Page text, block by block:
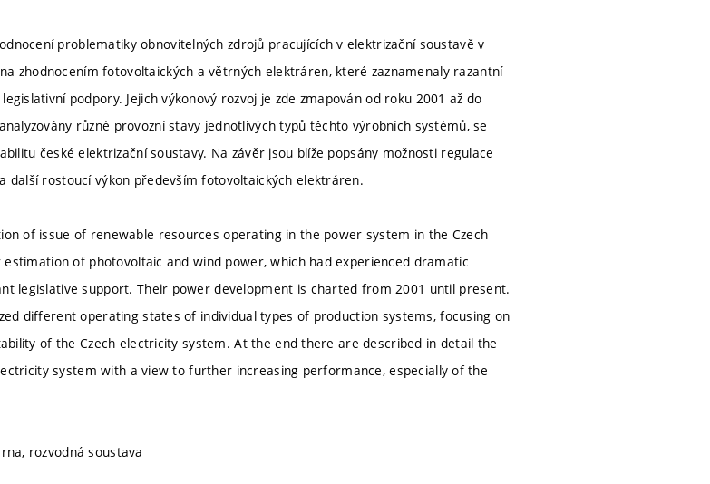
problematiky obnovitelných zdrojů pracujících v elektrizační soustavě v
zhodnocením fotovoltaických a větrných elektráren, které zaznamenaly razantní
podpory. Jejich výkonový rozvoj je zde zmapován od roku 2001 až do
různé provozní stavy jednotlivých typů těchto výrobních systémů, se
české elektrizační soustavy. Na závěr jsou blíže popsány možnosti regulace
další rostoucí výkon především fotovoltaických elektráren.
of issue of renewable resources operating in the power system in the Czech
of photovoltaic and wind power, which had experienced dramatic
legislative support. Their power development is charted from 2001 until present.
different operating states of individual types of production systems, focusing on
of the Czech electricity system. At the end there are described in detail the
system with a view to further increasing performance, especially of the
rozvodná soustava